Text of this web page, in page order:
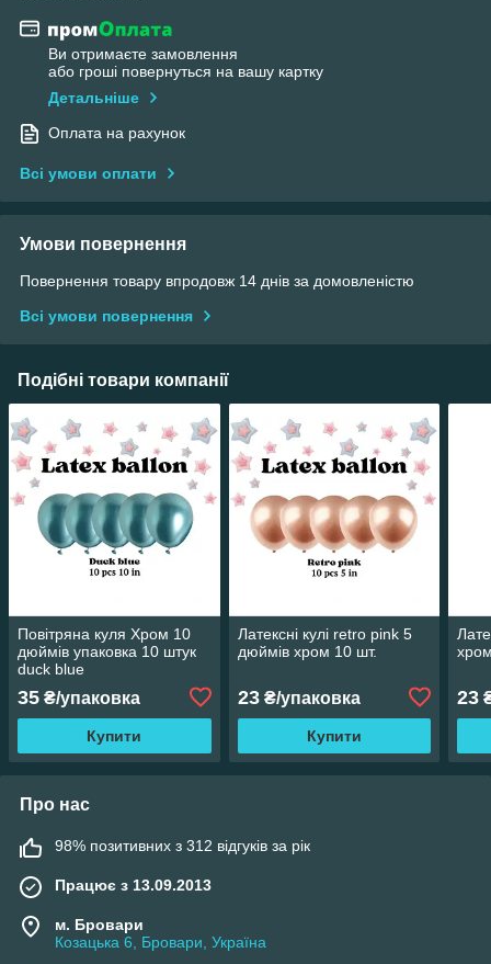
Ви отримаєте замовлення
або гроші повернуться на вашу картку
Детальніше
Оплата на рахунок
Всі умови оплати
Умови повернення
Повернення товару впродовж 14 днів за домовленістю
Всі умови повернення
Подібні товари компанії
Повітряна куля Хром 10
дюймів упаковка 10 штук
duck blue
35 ₴/упаковка
Купити
Латексні кулі retro pink 5
дюймів хром 10 шт.
23₴/упаковка
Купити
23
Про нас
98% позитивних з 312 відгуків за рік
Працює з 13.09.2013
м. Бровари
Козацька 6, Бровари, Україна